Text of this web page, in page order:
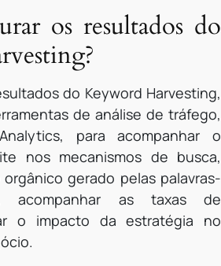
os resultados do
do Keyword Harvesting,
de análise de tráfego,
para acompanhar o
nos mecanismos de busca,
gerado pelas palavras-
acompanhar as taxas de
o impacto da estratégia no